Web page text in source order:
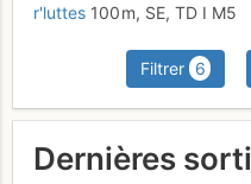
r'luttes 100 m, SE, TD I M5
Filtrer 6
Dernières